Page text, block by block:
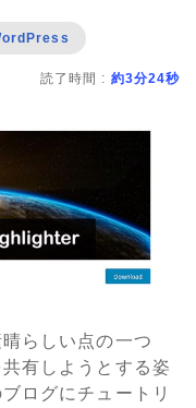
読了時間 : 約3分24秒
らしい点の一つ
有しようとする姿
ログにチュートリ